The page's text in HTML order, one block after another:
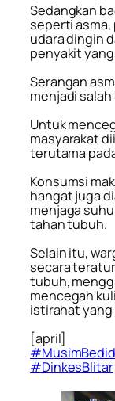
Sedangkan
seperti
udara dingin
penyakit
Serangan
menjadi
Untuk
masyarakat
terutama
Konsumsi
hangat juga
menjaga
tahan tubuh.
Selain itu,
secara
tubuh,
mencegah
istirahat yang
[april]
#DinkesBlitar